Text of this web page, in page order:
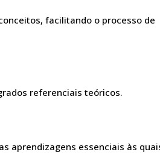
facilitando o processo de
referenciais teóricos.
aprendizagens essenciais às